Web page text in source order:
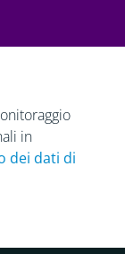
in
dei dati di